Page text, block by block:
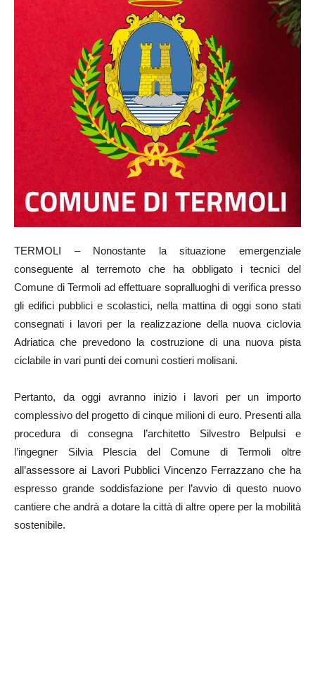
TERMOLI – Nonostante la situazione emergenziale
conseguente al terremoto che ha obbligato i tecnici del
Comune di Termoli ad effettuare sopralluoghi di verifica presso
gli edifici pubblici e scolastici, nella mattina di oggi sono stati
consegnati i lavori per la realizzazione della nuova ciclovia
Adriatica che prevedono la costruzione di una nuova pista
ciclabile in vari punti dei comuni costieri molisani.
Pertanto, da oggi avranno inizio i lavori per un importo
complessivo del progetto di cinque milioni di euro. Presenti alla
procedura di consegna l’architetto Silvestro Belpulsi e
l’ingegner Silvia Plescia del Comune di Termoli oltre
all’assessore ai Lavori Pubblici Vincenzo Ferrazzano che ha
espresso grande soddisfazione per l’avvio di questo nuovo
cantiere che andrà a dotare la città di altre opere per la mobilità
sostenibile.